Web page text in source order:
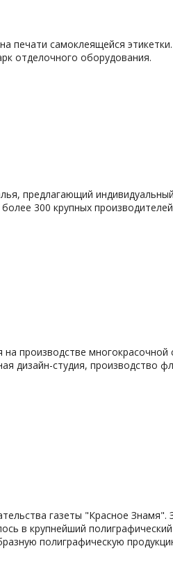
печати самоклеящейся
отделочного оборудования.
предлагающий
300 крупных
производстве
дизайн-студия, производство
газеты "Красное Знамя".
в крупнейший
полиграфическую